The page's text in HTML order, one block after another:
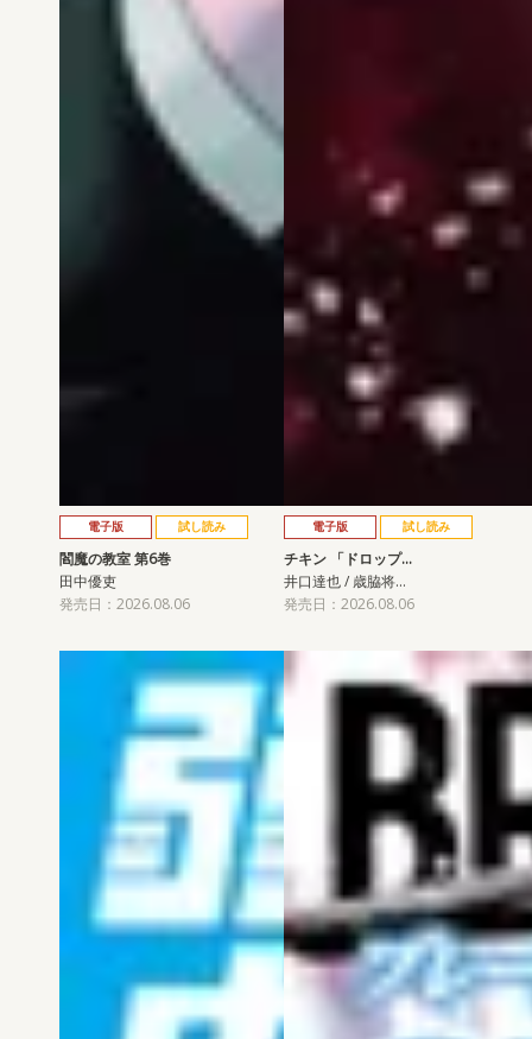
電子版 試し読み
閻魔の教室 第6巻
田中優吏
発売日：2026.08.06
電子版 試し読み
チキン 「ドロップ…
井口達也 / 歳脇将…
発売日：2026.08.06